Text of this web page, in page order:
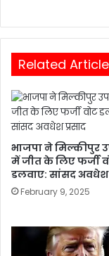
Related
भाजपा ने मिल्कीपुर
में जीत के लिए फर्जी
डलवाए: सांसद अवधेश
February 9, 2025